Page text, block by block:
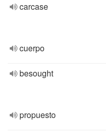
carcase
cuerpo
besought
propuesto